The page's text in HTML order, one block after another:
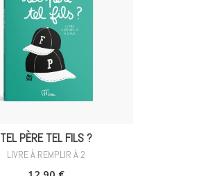
TEL PÈRE TEL FILS ?
LIVRE À REMPLIR À 2